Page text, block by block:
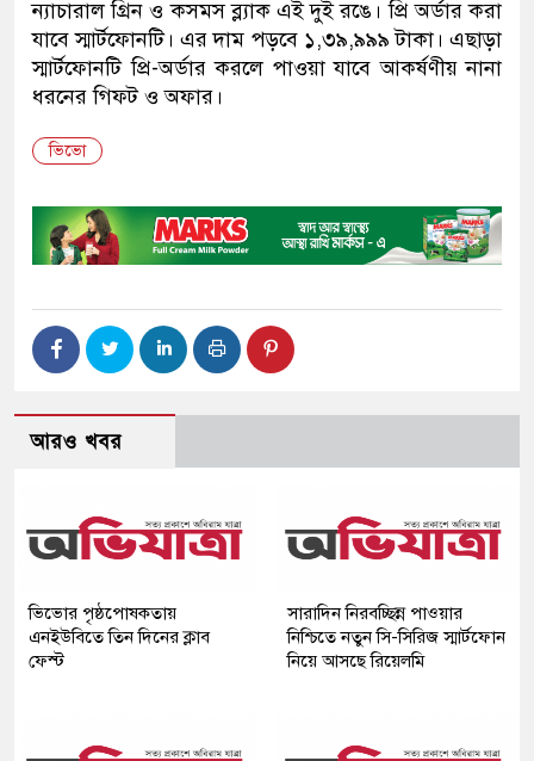
ন্যাচারাল গ্রিন ও কসমস ব্ল্যাক এই দুই রঙে। প্রি অর্ডার করা
যাবে স্মার্টফোনটি। এর দাম পড়বে ১,৩৯,৯৯৯ টাকা। এছাড়া
স্মার্টফোনটি প্রি-অর্ডার করলে পাওয়া যাবে আকর্ষণীয় নানা
ধরনের গিফট ও অফার।
ভিভো
আরও খবর
ভিভোর পৃষ্ঠপোষকতায়
এনইউবিতে তিন দিনের ক্লাব
ফেস্ট
সারাদিন নিরবচ্ছিন্ন পাওয়ার
নিশ্চিতে নতুন সি-সিরিজ স্মার্টফোন
নিয়ে আসছে রিয়েলমি